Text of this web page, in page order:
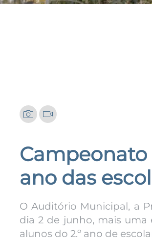
Campeonato
ano das
O Auditório Municipal, a
dia 2 de junho, mais uma
alunos do 2.º ano de